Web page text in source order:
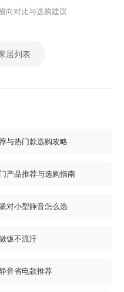
向对比与选购建议
居列表
与热门款选购攻略
产品推荐与选购指南
对小型静音怎么选
饭不流汗
音省电款推荐